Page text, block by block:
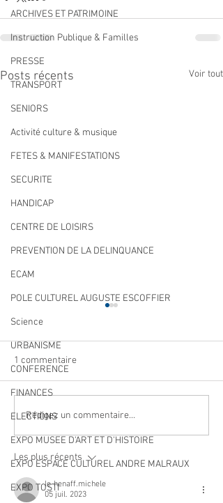
ARCHIVES ET PATRIMOINE
Instruction Publique & Familles
PRESSE
TRANSPORT
SENIORS
Activité culture & musique
FETES & MANIFESTATIONS
SECURITE
HANDICAP
CENTRE DE LOISIRS
PREVENTION DE LA DELINQUANCE
ECAM
POLE CULTUREL AUGUSTE ESCOFFIER
Science
URBANISME
CONFERENCE
FINANCES
ELECTIONS
EXPO MUSEE D'ART ET D'HISTOIRE
EXPO ESPACE CULTUREL ANDRE MALRAUX
EXPO TOSTI
Posts récents Voir tout
Cet été, la musique s’invite
à Villeneuve Loubet ! ☀️🎤
1 commentaire
Rédigez un commentaire...
Les plus récents
le-henaff.michele
05 juil. 2023